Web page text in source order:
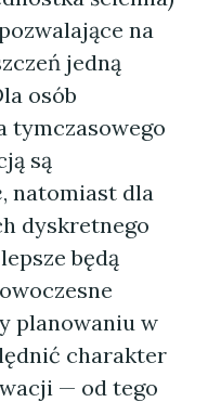
na
jedną
osób
tymczasowego
są
, natomiast dla
dyskretnego
będą
planowaniu w
charakter
— od tego